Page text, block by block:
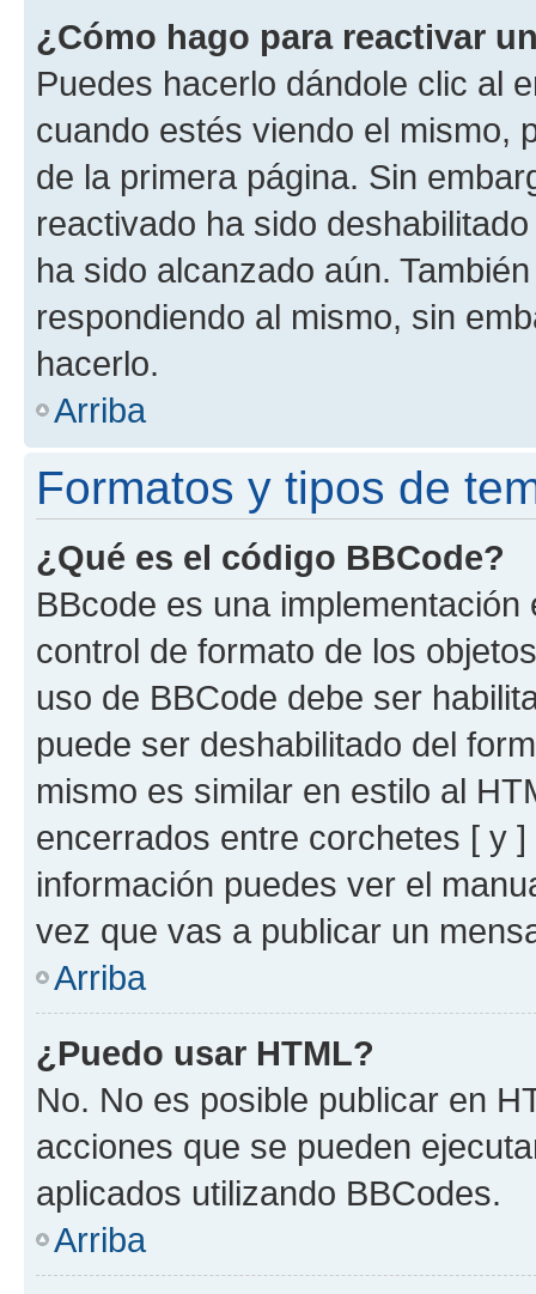
¿Cómo hago para reactivar
Puedes hacerlo dándole clic al
cuando estés viendo el mismo,
de la primera página. Sin
reactivado ha sido
ha sido alcanzado aún.
respondiendo al mismo, sin
hacerlo.
Arriba
Formatos y tipos de
¿Qué es el código BBCode?
BBcode es una
control de formato de los
uso de BBCode debe ser
puede ser deshabilitado del
mismo es similar en estilo al
encerrados entre corchetes [ y
información puedes ver el
vez que vas a publicar un
Arriba
¿Puedo usar HTML?
No. No es posible publicar en
acciones que se pueden
aplicados utilizando BBCodes.
Arriba